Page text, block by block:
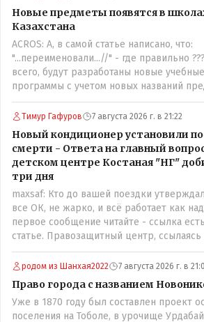
трагедии, то есть 29 июля, когда спешно
установили и воду, и новые
впервые поставили температурный
контроль. То есть первая часть -
трагедии, вторая часть - информация
трагедии, когда все уже было
Новые предметы появятся в
Казахстана
ACROS: А, в самой статье написано, что:
"...переименовали...//" - где правильно
всего, будут разработаны новые учебные
программы с учетом новых названий
Так что предметы - новые. Хоть и
переименованные)
Тимур Гафуров 7 августа 2026 г. в 21:22
Новый кондиционер установили
смерти - Ответа на главный
детском центре Костаная "НГ"
три дня
maxsaf: Кто до вашей поездки
все ОК, не жарко, и всё работает как
первое сообщение читайте - ссылка
статье. Правозащитный центр, ссылаясь
обсуждение сотрудников интерната в
чате, которые прислали ему в виде
добивались установки кондиционеров в
помещениях, где есть дети, однако к
времени их установили только в
родом из Шанхая2022 7 августа 2026 г. в
Право города с названием
Уже в 1870 году был составлен проект
поселения на Тоболе, в урочище